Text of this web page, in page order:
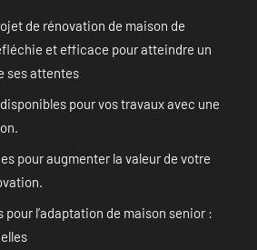
de rénovation de maison de
et efficace pour atteindre un
ses attentes
pour vos travaux avec une
pour augmenter la valeur de votre
l’adaptation de maison senior :